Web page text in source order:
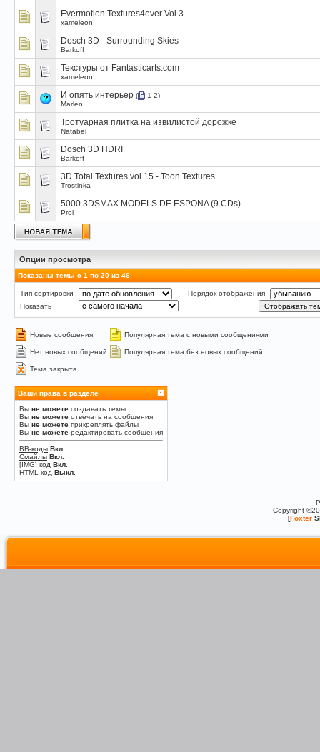
Evermotion Textures4ever Vol 3
xameleon
Dosch 3D - Surrounding Skies
Barkoff
Текстуры от Fantasticarts.com
xameleon
И опять интерьер ( 1 2)
Marlen
Тротуарная плитка на извилистой дорожке
Natabel
Dosch 3D HDRI
Barkoff
3D Total Textures vol 15 - Toon Textures
Trostinka
5000 3DSMAX MODELS DE ESPONA (9 CDs)
Prol
Опции просмотра
Показаны темы с 1 по 20 из 46
Тип сортировки
Порядок отображения
Показать
Новые сообщения Популярная тема с новыми сообщениями
Нет новых сообщений Популярная тема без новых сообщений
Тема закрыта
Ваши права в разделе
Вы не можете создавать темы
Вы не можете отвечать на сообщения
Вы не можете прикреплять файлы
Вы не можете редактировать сообщения
BB-коды Вкл.
Смайлы Вкл.
[IMG] код Вкл.
HTML код Выкл.
Copyright
[Foxter